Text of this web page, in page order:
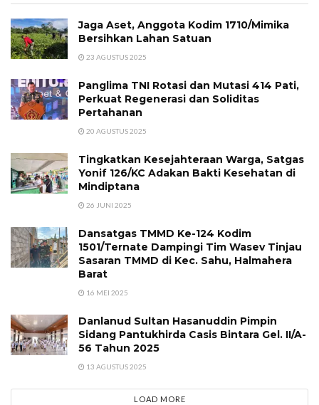
Jaga Aset, Anggota Kodim 1710/Mimika
Bersihkan Lahan Satuan
23 AGUSTUS 2025
Panglima TNI Rotasi dan Mutasi 414 Pati,
Perkuat Regenerasi dan Soliditas
Pertahanan
20 AGUSTUS 2025
Tingkatkan Kesejahteraan Warga, Satgas
Yonif 126/KC Adakan Bakti Kesehatan di
Mindiptana
26 JUNI 2025
Dansatgas TMMD Ke-124 Kodim
1501/Ternate Dampingi Tim Wasev Tinjau
Sasaran TMMD di Kec. Sahu, Halmahera
Barat
16 MEI 2025
Danlanud Sultan Hasanuddin Pimpin
Sidang Pantukhirda Casis Bintara Gel. II/A-
56 Tahun 2025
13 AGUSTUS 2025
LOAD MORE